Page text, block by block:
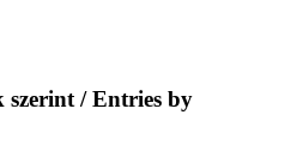
szerint / Entries by